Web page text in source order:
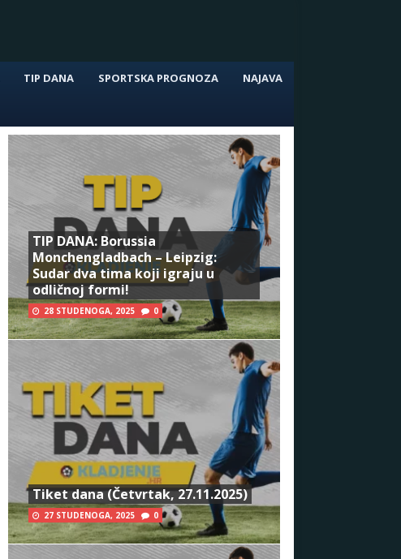
TIP DANA SPORTSKA PROGNOZA NAJAVA
TIP DANA: Borussia
Monchengladbach – Leipzig:
Sudar dva tima koji igraju u
odličnoj formi!
28 STUDENOGA, 2025 0
Tiket dana (Četvrtak, 27.11.2025)
27 STUDENOGA, 2025 0